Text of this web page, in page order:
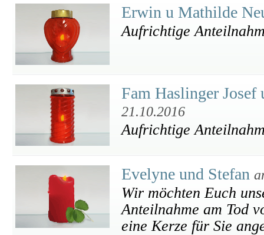
Erwin u Mathilde
Aufrichtige
Fam Haslinger
21.10.2016
Aufrichtige
Evelyne und Stefan
Wir möchten Euch
Anteilnahme am Tod
eine Kerze für Sie